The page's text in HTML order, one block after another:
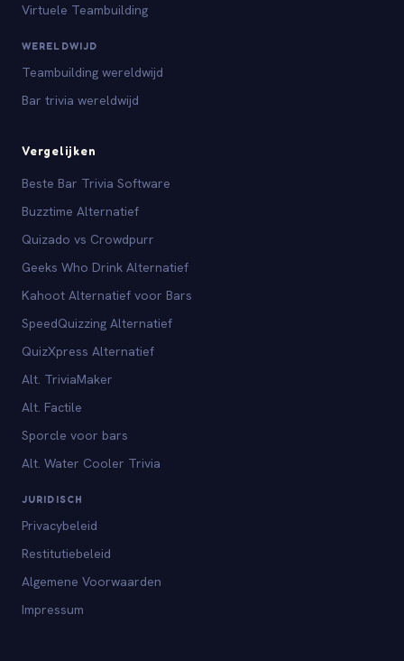
Virtuele Teambuilding
WERELDWIJD
Teambuilding wereldwijd
Bar trivia wereldwijd
Vergelijken
Beste Bar Trivia Software
Buzztime Alternatief
Quizado vs Crowdpurr
Geeks Who Drink Alternatief
Kahoot Alternatief voor Bars
SpeedQuizzing Alternatief
QuizXpress Alternatief
Alt. TriviaMaker
Alt. Factile
Sporcle voor bars
Alt. Water Cooler Trivia
JURIDISCH
Privacybeleid
Restitutiebeleid
Algemene Voorwaarden
Impressum